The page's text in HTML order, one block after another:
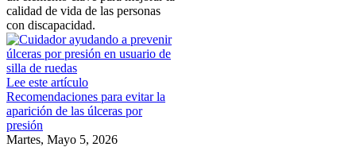
calidad de vida de las personas
con discapacidad.
Lee este artículo
Recomendaciones para evitar la
aparición de las úlceras por
presión
Martes, Mayo 5, 2026